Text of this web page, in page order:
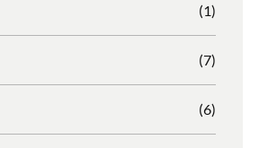
(1)
(7)
(6)